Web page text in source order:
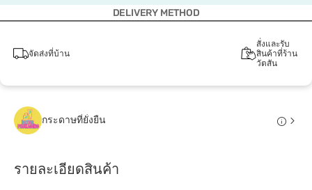
DELIVERY METHOD
จัดส่งที่บ้าน
สั่งและรับ
สินค้าที่ร้าน
วัตสัน
กระดาษที่ยั่งยืน
รายละเอียดสินค้า